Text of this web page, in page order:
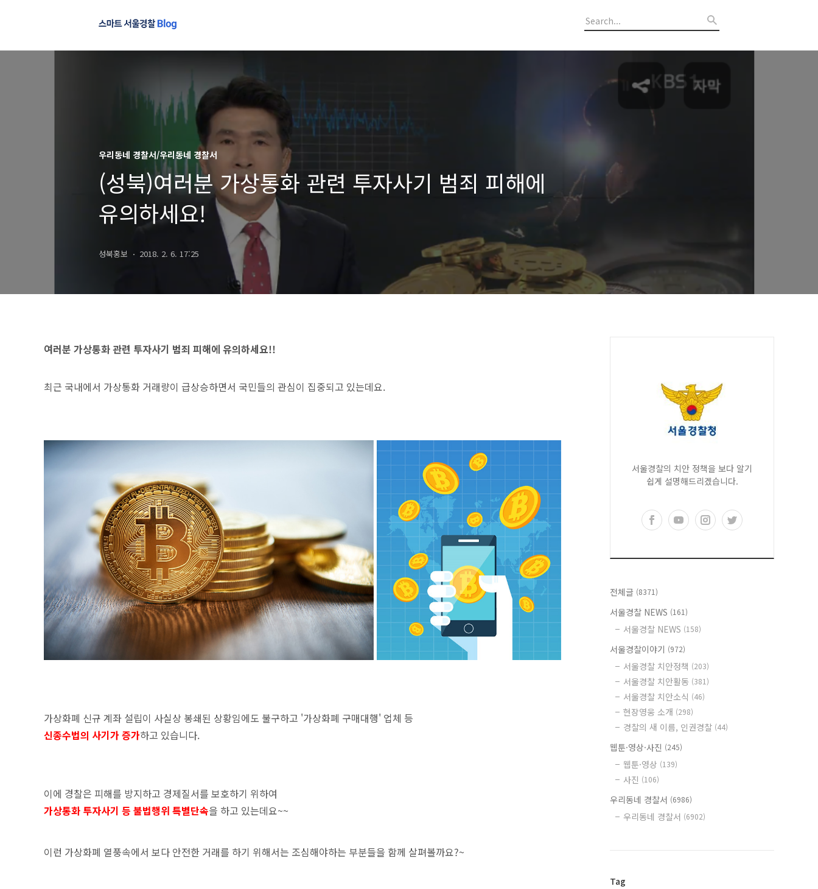
우리동네 경찰서/우리동네 경찰서
(성북)여러분 가상통화 관련 투자사기 범죄 피해에
유의하세요!
성북홍보 2018. 2. 6. 17:25
여러분 가상통화 관련 투자사기 범죄 피해에 유의하세요!!
최근 국내에서 가상통화 거래량이 급상승하면서 국민들의 관심이 집중되고 있는데요.
가상화폐 신규 계좌 설립이 사실상 봉쇄된 상황임에도 불구하고 '가상화폐 구매대행' 업체 등
신종수법의 사기가 증가하고 있습니다.
이에 경찰은 피해를 방지하고 경제질서를 보호하기 위하여
가상통화 투자사기 등 불법행위 특별단속을 하고 있는데요~~
이런 가상화폐 열풍속에서 보다 안전한 거래를 하기 위해서는 조심해야하는 부분들을 함께 살펴볼까요?~
서울경찰의 치안 정책을 보다 알기
쉽게 설명해드리겠습니다.
전체글 (8371)
서울경찰 NEWS (161)
서울경찰 NEWS (158)
서울경찰이야기 (972)
서울경찰 치안정책 (203)
서울경찰 치안활동 (381)
서울경찰 치안소식 (46)
현장영웅 소개 (298)
경찰의 새 이름, 인권경찰 (44)
웹툰·영상·사진 (245)
웹툰·영상 (139)
사진 (106)
우리동네 경찰서 (6986)
우리동네 경찰서 (6902)
Tag